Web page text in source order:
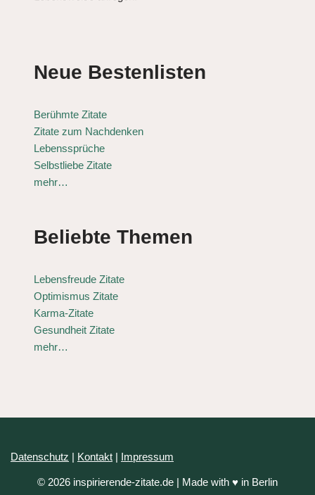
Neue Bestenlisten
Berühmte Zitate
Zitate zum Nachdenken
Lebenssprüche
Selbstliebe Zitate
mehr…
Beliebte Themen
Lebensfreude Zitate
Optimismus Zitate
Karma-Zitate
Gesundheit Zitate
mehr…
Datenschutz | Kontakt | Impressum
© 2026 inspirierende-zitate.de | Made with ♥ in Berlin